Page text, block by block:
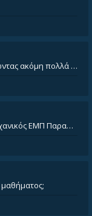
Έχοντας φτάσει πια 8ο έτος , χρωστώντας ακόμη πολλά και χωρίς καμία όρεξη ούτε να διαβάσω μόνος μου ούτε να παρακολουθήσ
Υποψήφιος Διδάκτορας, Χημικός Μηχανικός ΕΜΠ Παραδίδω ιδιαίτερα μαθήματα μέσης και ανώτατης εκπαίδευσης σε θετικές και τε